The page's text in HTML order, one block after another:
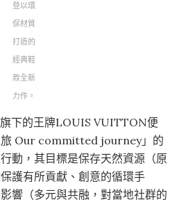
登以環
保材質
打造的
經典鞋
款全新
力作。
下的王牌LOUIS VUITTON便
旅 Our committed journey」的
動，其目標是保存天然資源（原
護有所貢獻、創意的循環手
響（多元與共融，對當地社群的